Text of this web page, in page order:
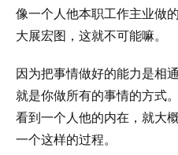
像一个人他本职工作主业做
大展宏图，这就不可能嘛。
因为把事情做好的能力是相
就是你做所有的事情的方式
看到一个人他的内在，就大
一个这样的过程。